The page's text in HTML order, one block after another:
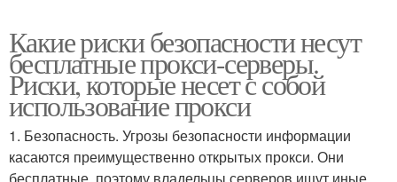
Какие риски безопасности несут
бесплатные прокси-серверы.
Риски, которые несет с собой
использование прокси
1. Безопасность. Угрозы безопасности информации
касаются преимущественно открытых прокси. Они